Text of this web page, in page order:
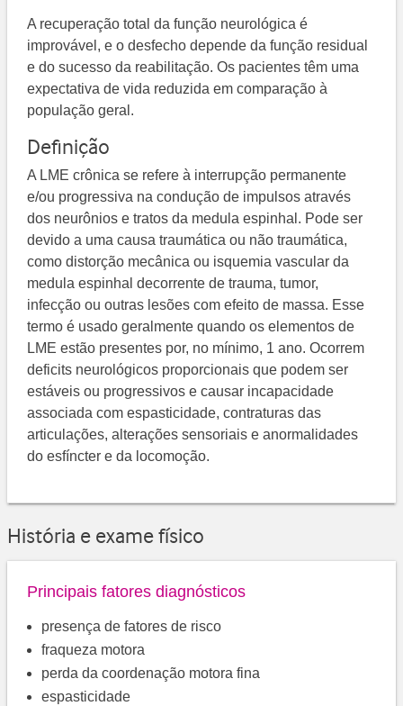
A recuperação total da função neurológica é
improvável, e o desfecho depende da função residual
e do sucesso da reabilitação. Os pacientes têm uma
expectativa de vida reduzida em comparação à
população geral.
Definição
A LME crônica se refere à interrupção permanente
e/ou progressiva na condução de impulsos através
dos neurônios e tratos da medula espinhal. Pode ser
devido a uma causa traumática ou não traumática,
como distorção mecânica ou isquemia vascular da
medula espinhal decorrente de trauma, tumor,
infecção ou outras lesões com efeito de massa. Esse
termo é usado geralmente quando os elementos de
LME estão presentes por, no mínimo, 1 ano. Ocorrem
deficits neurológicos proporcionais que podem ser
estáveis ou progressivos e causar incapacidade
associada com espasticidade, contraturas das
articulações, alterações sensoriais e anormalidades
do esfíncter e da locomoção.
História e exame físico
Principais fatores diagnósticos
presença de fatores de risco
fraqueza motora
perda da coordenação motora fina
espasticidade